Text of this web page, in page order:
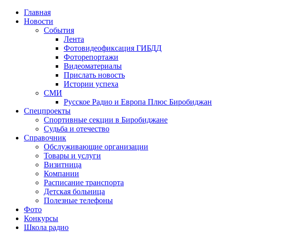
Главная
Новости
События
Лента
Фотовидеофиксация ГИБДД
Фоторепортажи
Видеоматериалы
Прислать новость
Истории успеха
СМИ
Русское Радио и Европа Плюс Биробиджан
Спецпроекты
Спортивные секции в Биробиджане
Судьба и отечество
Справочник
Обслуживающие организации
Товары и услуги
Визитница
Компании
Расписание транспорта
Детская больница
Полезные телефоны
Фото
Конкурсы
Школа радио